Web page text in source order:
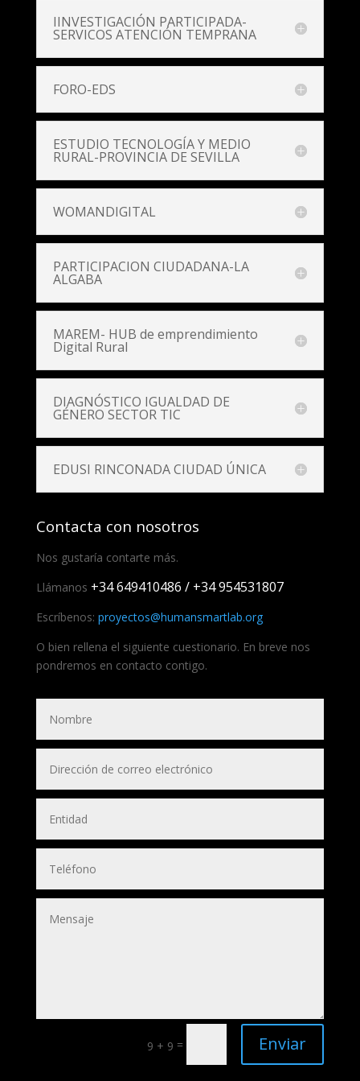
IINVESTIGACIÓN PARTICIPADA-
SERVICOS ATENCIÓN TEMPRANA
FORO-EDS
ESTUDIO TECNOLOGÍA Y MEDIO
RURAL-PROVINCIA DE SEVILLA
WOMANDIGITAL
PARTICIPACION CIUDADANA-LA
ALGABA
MAREM- HUB de emprendimiento
Digital Rural
DIAGNÓSTICO IGUALDAD DE
GÉNERO SECTOR TIC
EDUSI RINCONADA CIUDAD ÚNICA
Contacta con nosotros
Nos gustaría contarte más.
Llámanos +34 649410486 / +34 954531807
Escríbenos: proyectos@humansmartlab.org
O bien rellena el siguiente cuestionario. En breve nos
pondremos en contacto contigo.
9 + 9 = Enviar